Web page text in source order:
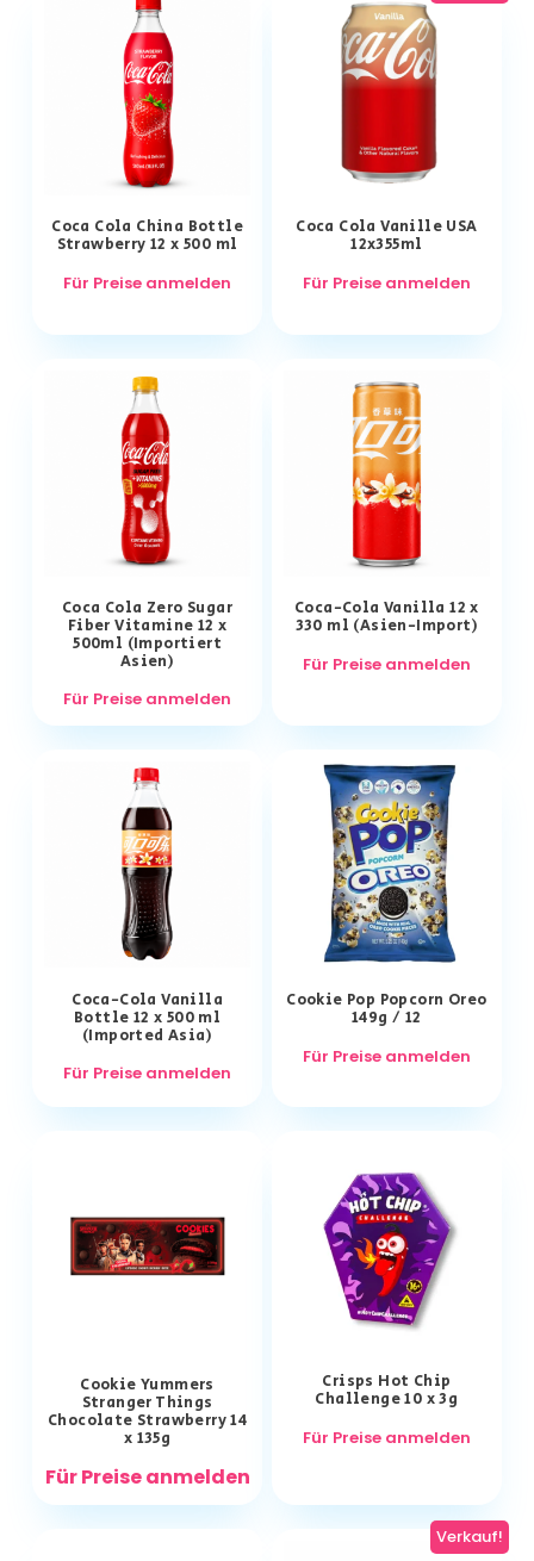
Coca Cola China Bottle
Strawberry 12 x 500 ml
Für Preise anmelden
Coca Cola Vanille USA
12x355ml
Für Preise anmelden
Coca Cola Zero Sugar
Fiber Vitamine 12 x
500ml (Importiert
Asien)
Für Preise anmelden
Coca-Cola Vanilla 12 x
330 ml (Asien-Import)
Für Preise anmelden
Coca-Cola Vanilla
Bottle 12 x 500 ml
(Imported Asia)
Für Preise anmelden
Cookie Pop Popcorn Oreo
149g / 12
Für Preise anmelden
Cookie Yummers
Stranger Things
Chocolate Strawberry 14
x 135g
Für Preise anmelden
Crisps Hot Chip
Challenge 10 x 3g
Für Preise anmelden
Verkauf!